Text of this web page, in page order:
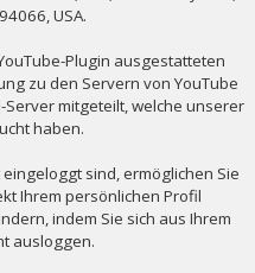
USA.
Plugin ausgestatteten
zu den Servern von YouTube
mitgeteilt, welche unserer
haben.
sind, ermöglichen Sie
Ihrem persönlichen Profil
indem Sie sich aus Ihrem
ausloggen.